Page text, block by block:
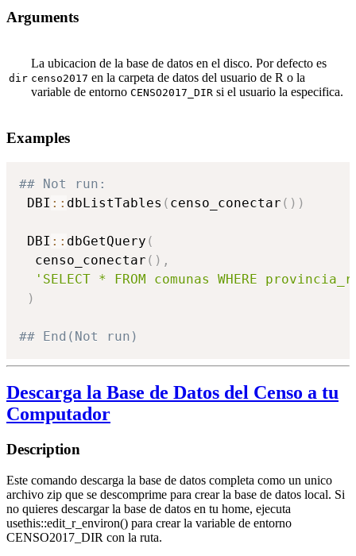
Arguments
dir
La ubicacion de la base de datos en el disco. Por defecto es
censo2017 en la carpeta de datos del usuario de R o la
variable de entorno CENSO2017_DIR si el usuario la especifica.
Examples
## Not run:
DBI :: dbListTables ( censo_conectar ( ) )
DBI :: dbGetQuery (
  censo_conectar
( ) ,
'SELECT * FROM comunas WHERE
)
## End(Not run)
Descarga la Base de Datos del Censo a tu
Computador
Description
Este comando descarga la base de datos completa como un unico
archivo zip que se descomprime para crear la base de datos local. Si
no quieres descargar la base de datos en tu home, ejecuta
usethis::edit_r_environ() para crear la variable de entorno
CENSO2017_DIR con la ruta.